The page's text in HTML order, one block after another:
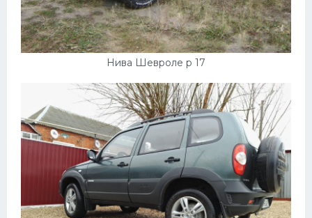
Нива Шевроле р 17